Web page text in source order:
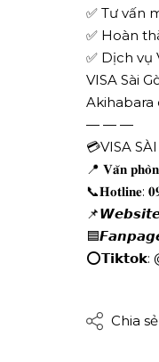
✅ Tư vấn
✅ Hoàn
✅ Dịch vụ
VISA Sài
Akihabara
— — —
💳VISA
📍 𝐕𝐚̆𝐧
📞𝐇𝐨𝐭𝐥𝐢𝐧𝐞:
⭕𝗧𝗶𝗸𝘁𝗼𝗸:
Chia